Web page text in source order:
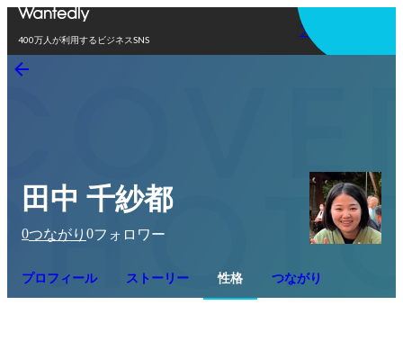
400万人が利用するビジネスSNS
アプリを使う
田中 千紗都
0つながり 0フォロワー
プロフィール ストーリー 性格 つながり